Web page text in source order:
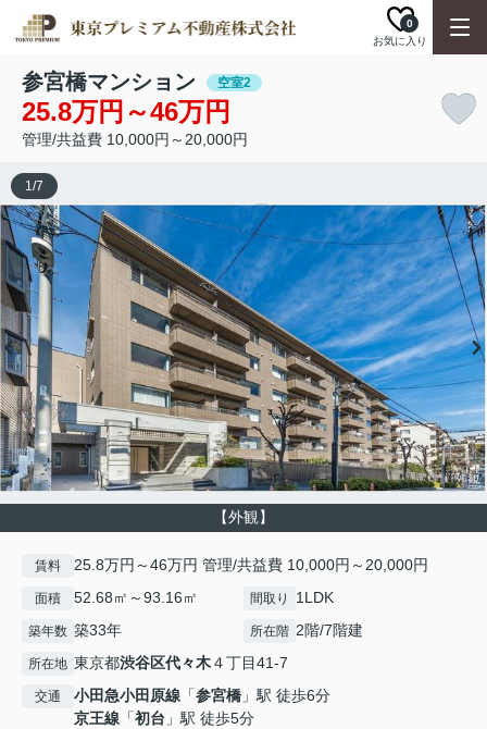
お気に入り
0
参宮橋マンション 空室2
25.8万円～46万円
管理/共益費 10,000円～20,000円
【外観】
1/7
賃料 25.8万円～46万円 管理/共益費 10,000円～20,000円
面積 52.68㎡～93.16㎡ 間取り 1LDK
築年数 築33年 所在階 2階/7階建
所在地 東京都渋谷区代々木４丁目41-7
交通 小田急小田原線 「参宮橋 」駅 徒歩6分
京王線 「初台 」駅 徒歩5分